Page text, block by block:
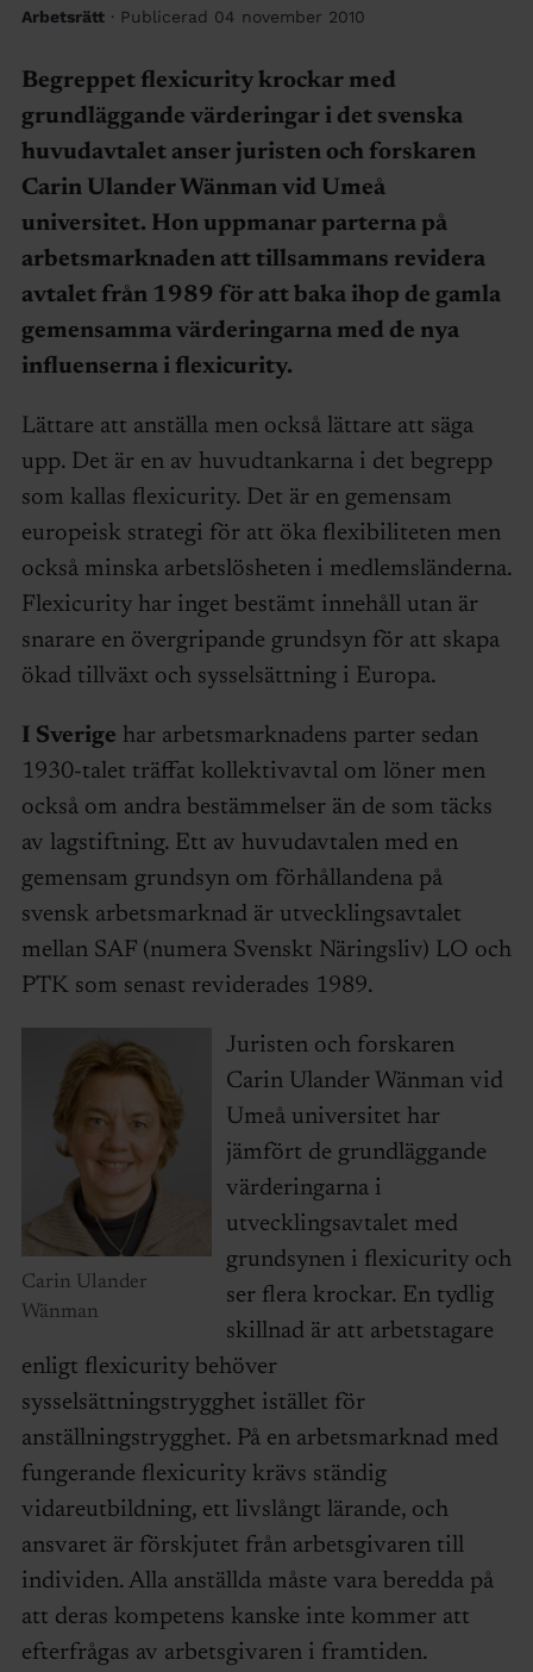
Arbetsrätt · Publicerad 04 november 2010
Begreppet flexicurity krockar med
grundläggande värderingar i det svenska
huvudavtalet anser juristen och forskaren
Carin Ulander Wänman vid Umeå
universitet. Hon uppmanar parterna på
arbetsmarknaden att tillsammans revidera
avtalet från 1989 för att baka ihop de gamla
gemensamma värderingarna med de nya
influenserna i flexicurity.
Lättare att anställa men också lättare att säga
upp. Det är en av huvudtankarna i det begrepp
som kallas flexicurity. Det är en gemensam
europeisk strategi för att öka flexibiliteten men
också minska arbetslösheten i medlemsländerna.
Flexicurity har inget bestämt innehåll utan är
snarare en övergripande grundsyn för att skapa
ökad tillväxt och sysselsättning i Europa.
I Sverige har arbetsmarknadens parter sedan
1930-talet träffat kollektivavtal om löner men
också om andra bestämmelser än de som täcks
av lagstiftning. Ett av huvudavtalen med en
gemensam grundsyn om förhållandena på
svensk arbetsmarknad är utvecklingsavtalet
mellan SAF (numera Svenskt Näringsliv) LO och
PTK som senast reviderades 1989.
Carin Ulander
Wänman
Juristen och forskaren
Carin Ulander Wänman vid
Umeå universitet har
jämfört de grundläggande
värderingarna i
utvecklingsavtalet med
grundsynen i flexicurity och
ser flera krockar. En tydlig
skillnad är att arbetstagare
enligt flexicurity behöver
sysselsättningstrygghet istället för
anställningstrygghet. På en arbetsmarknad med
fungerande flexicurity krävs ständig
vidareutbildning, ett livslångt lärande, och
ansvaret är förskjutet från arbetsgivaren till
individen. Alla anställda måste vara beredda på
att deras kompetens kanske inte kommer att
efterfrågas av arbetsgivaren i framtiden.